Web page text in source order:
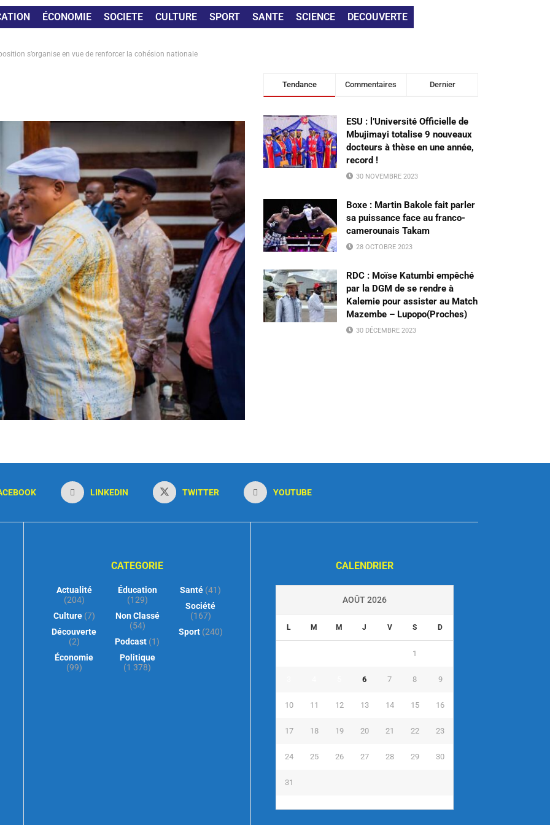
ÉCONOMIE SOCIETE CULTURE SPORT SANTE SCIENCE DECOUVERTE
s’organise en vue de renforcer la cohésion nationale
Tendance Commentaires Dernier
ESU : l’Université Officielle de
Mbujimayi totalise 9 nouveaux
docteurs à thèse en une année,
record !
30 NOVEMBRE 2023
Boxe : Martin Bakole fait parler
sa puissance face au franco-
camerounais Takam
28 OCTOBRE 2023
RDC : Moïse Katumbi empêché
par la DGM de se rendre à
Kalemie pour assister au Match
Mazembe – Lupopo(Proches)
30 DÉCEMBRE 2023
LINKEDIN TWITTER YOUTUBE
CATEGORIE
Actualité
(204)
Culture(7)
Découverte
(2)
Économie
(99)
Éducation
(129)
Non Classé
(54)
Podcast (1)
Politique
(1 378)
Santé (41)
Société
(167)
Sport(240)
CALENDRIER
AOÛT 2026
L M M J V S D
1
6 7 8 9
10 11 12 13 14 15 16
17 18 19 20 21 22 23
24 25 26 27 28 29 30
31